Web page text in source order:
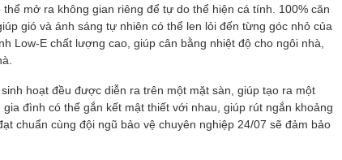
mở ra không gian riêng để tự do thể hiện cá tính. 100% căn
gió và ánh sáng tự nhiên có thể len lỏi đến từng góc nhỏ của
Low-E chất lượng cao, giúp cân bằng nhiệt độ cho ngôi nhà,
hoạt đều được diễn ra trên một mặt sàn, giúp tạo ra một
đình có thể gắn kết mật thiết với nhau, giúp rút ngắn khoảng
chuẩn cùng đội ngũ bảo vệ chuyên nghiệp 24/07 sẽ đảm bảo